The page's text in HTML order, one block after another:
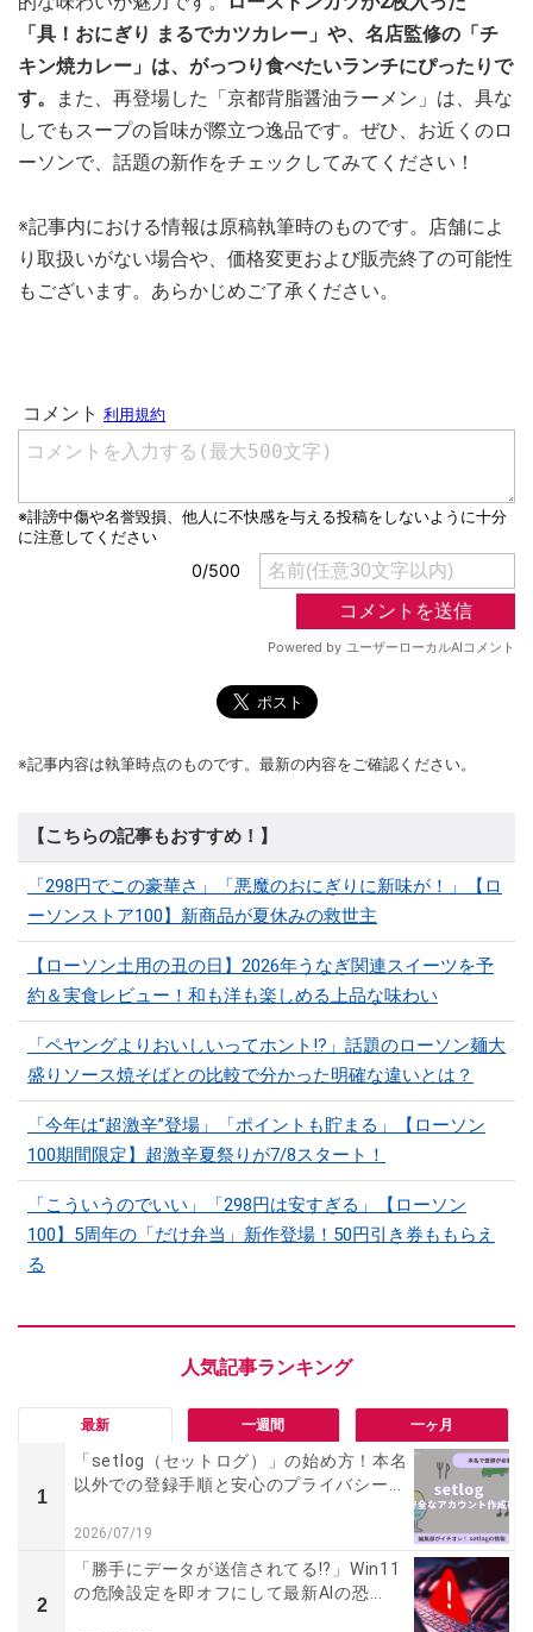
「具！おにぎり まるでカツカレー」や、名店監修の「チ
キン焼カレー」は、がっつり食べたいランチにぴったりで
す。
また、再登場した「京都背脂醤油ラーメン」は、具な
しでもスープの旨味が際立つ逸品です。ぜひ、お近くのロ
ーソンで、話題の新作をチェックしてみてください！
※記事内における情報は原稿執筆時のものです。店舗によ
り取扱いがない場合や、価格変更および販売終了の可能性
もございます。あらかじめご了承ください。
※記事内容は執筆時点のものです。最新の内容をご確認ください。
【こちらの記事もおすすめ！】
「298円でこの豪華さ」「悪魔のおにぎりに新味が！」【ロ
ーソンストア100】新商品が夏休みの救世主
【ローソン土用の丑の日】2026年うなぎ関連スイーツを予
約＆実食レビュー！和も洋も楽しめる上品な味わい
「ペヤングよりおいしいってホント⁉」話題のローソン麺大
盛りソース焼そばとの比較で分かった明確な違いとは？
「今年は“超激辛”登場」「ポイントも貯まる」【ローソン
100期間限定】超激辛夏祭りが7/8スタート！
「こういうのでいい」「298円は安すぎる」【ローソン
100】5周年の「だけ弁当」新作登場！50円引き券ももらえ
る
最新 一週間 一ヶ月
1
「setlog（セットログ）」の始め方！本名
以外での登録手順と安心のプライバシー...
2026/07/19
2
「勝手にデータが送信されてる!?」Win11
の危険設定を即オフにして最新AIの恐...